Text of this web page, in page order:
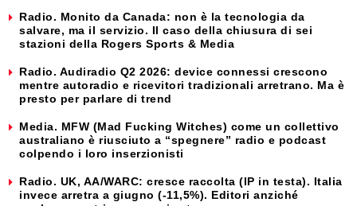
Radio. Monito da Canada: non è la tecnologia da
salvare, ma il servizio. Il caso della chiusura di sei
stazioni della Rogers Sports & Media
Radio. Audiradio Q2 2026: device connessi crescono
mentre autoradio e ricevitori tradizionali arretrano. Ma è
presto per parlare di trend
Media. MFW (Mad Fucking Witches) come un collettivo
australiano è riusciuto a “spegnere” radio e podcast
colpendo i loro inserzionisti
Radio. UK, AA/WARC: cresce raccolta (IP in testa). Italia
invece arretra a giugno (-11,5%). Editori anziché